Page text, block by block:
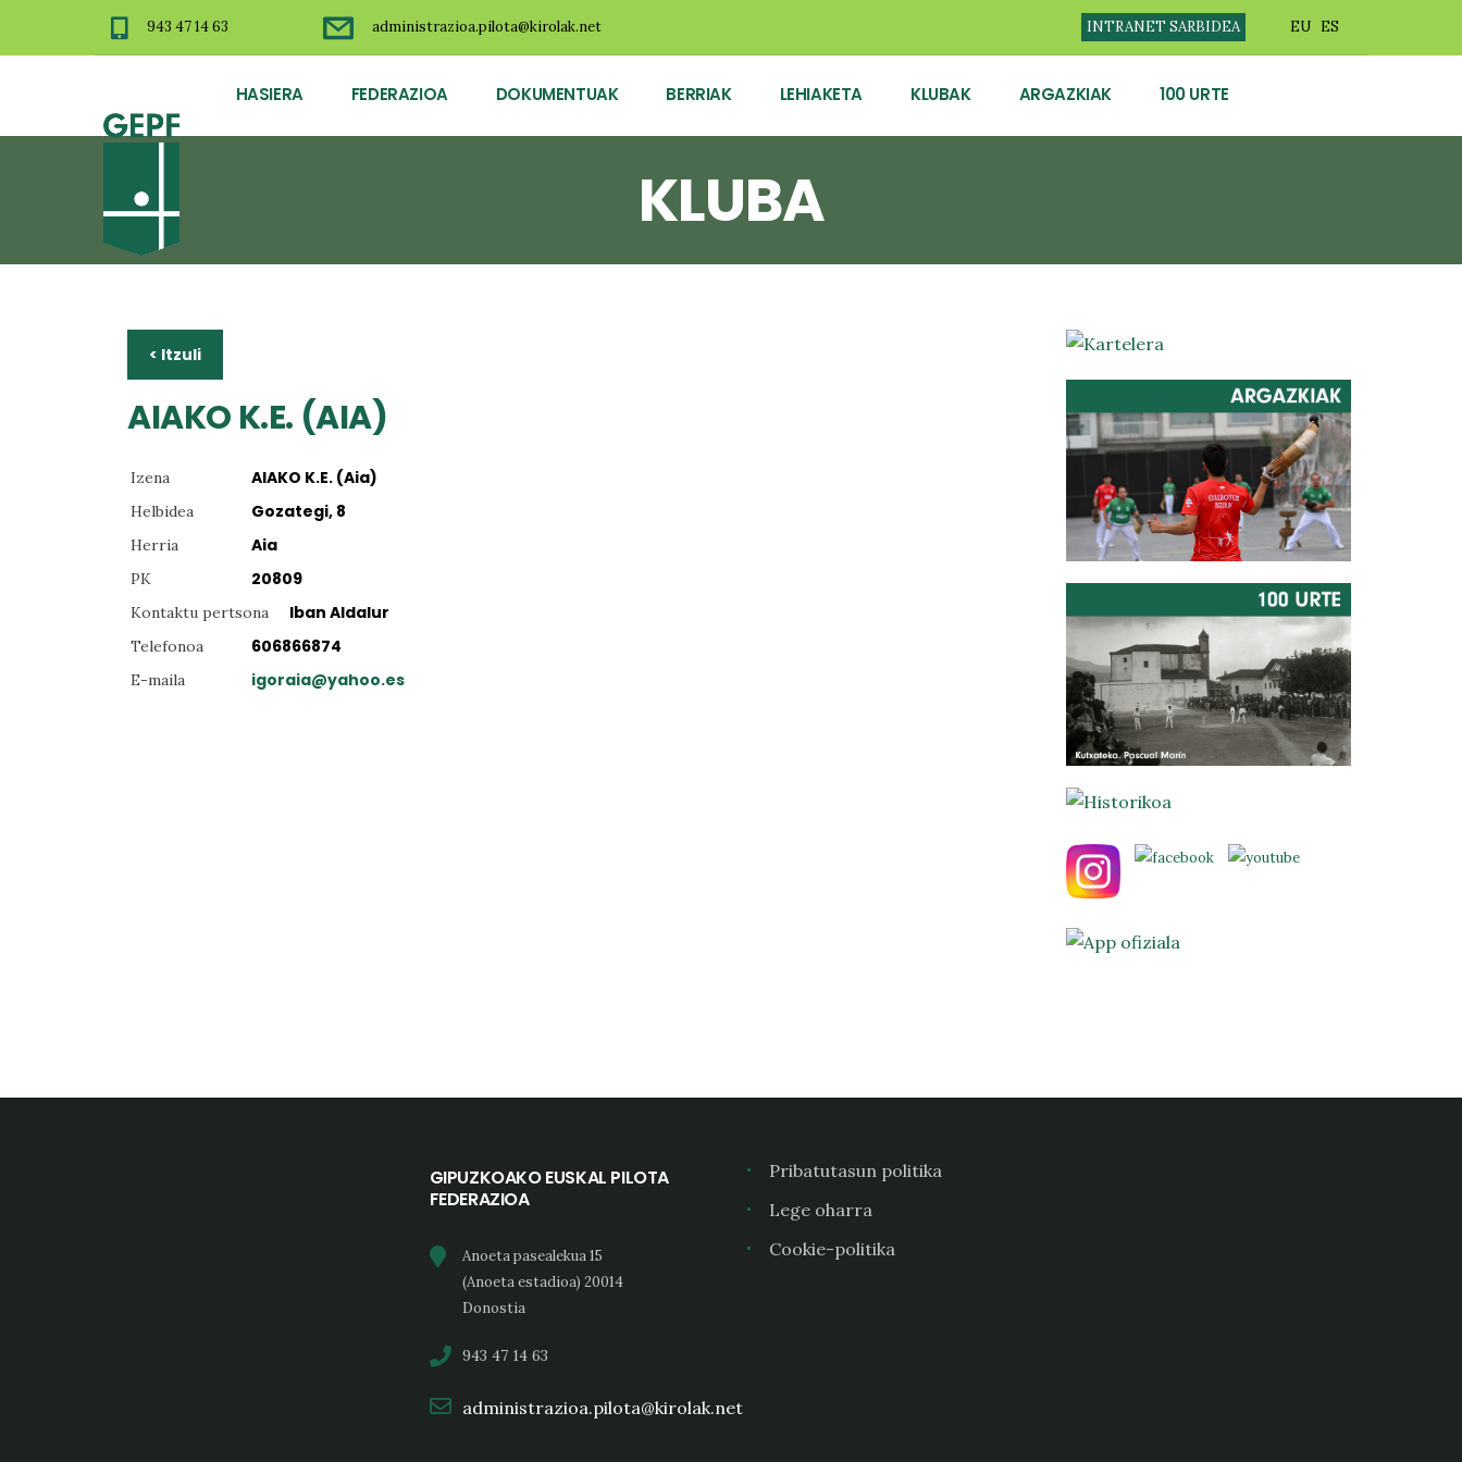
943 47 14 63 administrazioa.pilota@kirolak.net INTRANET SARBIDEA EU ES
HASIERA FEDERAZIOA DOKUMENTUAK BERRIAK LEHIAKETA KLUBAK ARGAZKIAK 100 URTE
KLUBA
< Itzuli
AIAKO K.E. (AIA)
Izena AIAKO K.E. (Aia)
Helbidea Gozategi, 8
Herria Aia
PK 20809
Kontaktu pertsona Iban Aldalur
Telefonoa 606866874
E-maila igoraia@yahoo.es
GIPUZKOAKO EUSKAL PILOTA
FEDERAZIOA
Anoeta pasealekua 15
(Anoeta estadioa) 20014
Donostia
943 47 14 63
administrazioa.pilota@kirolak.net
Pribatutasun politika
Lege oharra
Cookie-politika